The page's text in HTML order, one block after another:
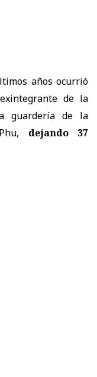
años ocurrió
de la
guardería de la
dejando 37